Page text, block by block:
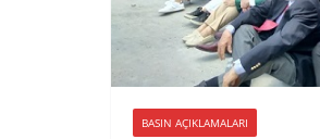
BASIN AÇIKLAMALARI